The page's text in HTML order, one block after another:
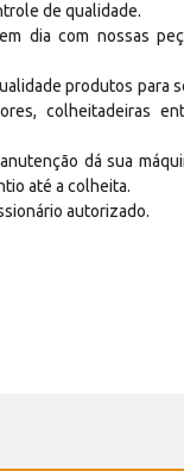
de qualidade.
dia com nossas
produtos para
colheitadeiras
dá sua
até a colheita.
autorizado.